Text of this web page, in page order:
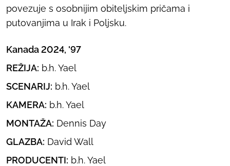
povezuje s osobnijim obiteljskim pričama i
putovanjima u Irak i Poljsku.
Kanada 2024, '97
REŽIJA: b.h. Yael
SCENARIJ: b.h. Yael
KAMERA: b.h. Yael
MONTAŽA: Dennis Day
GLAZBA: David Wall
PRODUCENTI: b.h. Yael